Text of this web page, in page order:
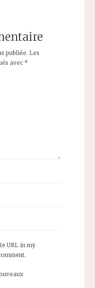
publiée. Les
avec *
URL in my